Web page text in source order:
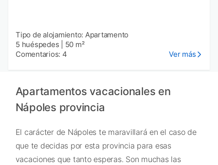
Tipo de alojamiento: Apartamento
5 huéspedes
50 m²
Comentarios: 4
Ver más
Apartamentos vacacionales en
Nápoles provincia
El carácter de Nápoles te maravillará en el caso de
que te decidas por esta provincia para esas
vacaciones que tanto esperas. Son muchas las